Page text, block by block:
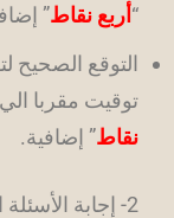
“أربع نقاط”
التوقع الصحيح
توقيت مقربا الي 5 دقائق .. يحصل علي “
نقاط” إضافية.
2- إجابة الأسئلة المرفقة عن كل مباراة (